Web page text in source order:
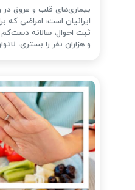
بیماری‌های قلب و عروق
ایرانیان است؛ امراضی که
و هزاران نفر را بستری،